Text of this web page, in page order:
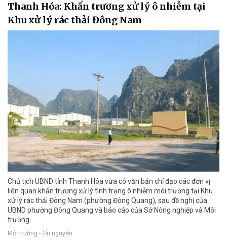
Thanh Hóa: Khẩn trương xử lý ô nhiễm tại
Khu xử lý rác thải Đông Nam
Chủ tịch UBND tỉnh Thanh Hóa vừa có văn bản chỉ đạo các đơn vị
liên quan khẩn trương xử lý tình trạng ô nhiễm môi trường tại Khu
xử lý rác thải Đông Nam (phường Đông Quang), sau đề nghị của
UBND phường Đông Quang và báo cáo của Sở Nông nghiệp và Môi
trường.
Môi trường - Tài nguyên